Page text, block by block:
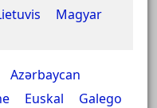
Magyar
Azərbaycan
Euskal
Galego